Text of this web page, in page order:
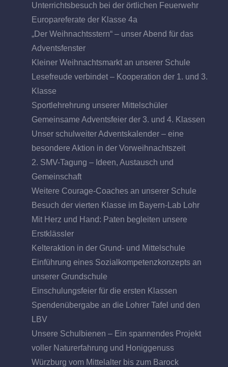
Unterrichtsbesuch bei der örtlichen Feuerwehr
Europareferate der Klasse 4a
„Der Weihnachtsstern“ – unser Abend für das
Adventsfenster
Kleiner Weihnachtsmarkt an unserer Schule
Lesefreude verbindet – Kooperation der 1. und 3.
Klasse
Sportlehrehrung unserer Mittelschüler
Gemeinsame Adventsfeier der 3. und 4. Klassen
Unser schulweiter Adventskalender – eine
besondere Aktion in der Vorweihnachtszeit
2. SMV-Tagung – Ideen, Austausch und
Gemeinschaft
Weitere Courage-Coaches an unserer Schule
Besuch der vierten Klasse im Bayern-Lab Lohr
Mit Herz und Hand: Paten begleiten unsere
Erstklässler
Kelteraktion in der Grund- und Mittelschule
Einführung eines Sozialkompetenzkonzepts an
unserer Grundschule
Einschulungsfeier für die ersten Klassen
Spendenübergabe an die Lohrer Tafel und den
LBV
Unsere Schulbienen – Ein spannendes Projekt
voller Naturerfahrung und Honiggenuss
Würzburg vom Mittelalter bis zum Barock